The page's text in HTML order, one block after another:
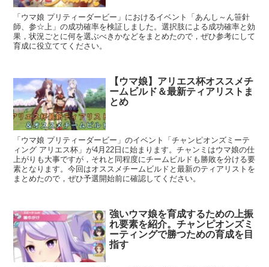
「ウマ娘 プリティーダービー」におけるイベント「あんし～ん笹針
師、参☆上」の成功確率を検証しました。選択肢による成功確率と効
果，状況ごとに何を選ぶべきかなどをまとめたので，ぜひ参考にして
育成に役立ててください。
【ウマ娘】アリエス杯オススメチ
ームビルド＆最新ティアリストま
とめ
「ウマ娘 プリティーダービー」のイベント「チャンピオンズミーテ
ィング アリエス杯」が4月22日に始まります。チャンミはウマ娘の仕
上がりも大事ですが，それと同程度にチームビルドも勝敗を分ける要
素となります。今回はオススメチームビルドと最新のティアリストを
まとめたので，ぜひ予選開始前に確認してください。
強いウマ娘を育成するための上振
れ要素を紹介。チャンピオンズミ
ーティングで勝つための育成を目
指す